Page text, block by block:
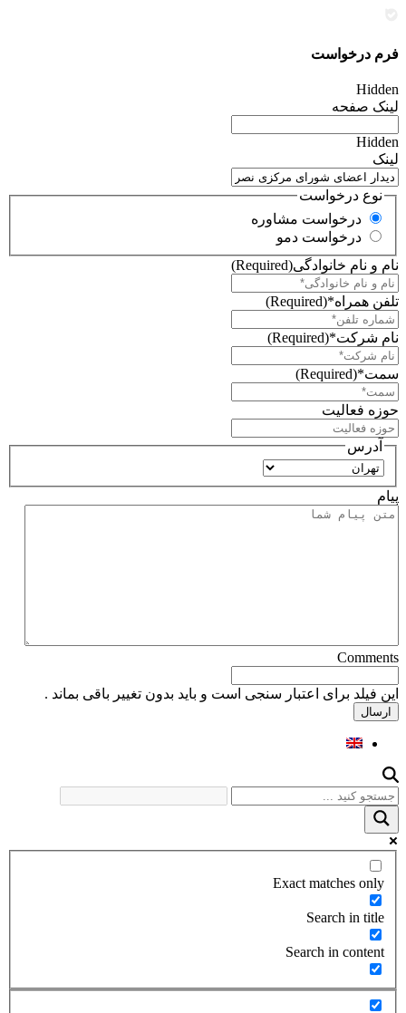
فرم درخواست
Hidden
لینک صفحه
Hidden
لینک
نوع درخواست
درخواست مشاوره
درخواست دمو
نام و نام خانوادگی(Required)
تلفن همراه*(Required)
نام شرکت*(Required)
سمت*(Required)
حوزه فعالیت
آدرس
استان
پیام
Comments
این فیلد برای اعتبار سنجی است و باید بدون تغییر باقی بماند .
Exact matches only
Search in title
Search in content